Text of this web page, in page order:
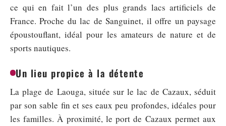
ce qui en fait l’un des plus grands lacs artificiels de
France. Proche du lac de Sanguinet, il offre un paysage
époustouflant, idéal pour les amateurs de nature et de
sports nautiques.
Un lieu propice à la détente
La plage de Laouga, située sur le lac de Cazaux, séduit
par son sable fin et ses eaux peu profondes, idéales pour
les familles. À proximité, le port de Cazaux permet aux